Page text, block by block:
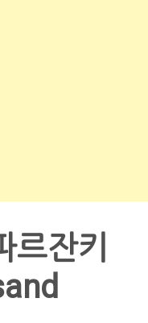
르잔키